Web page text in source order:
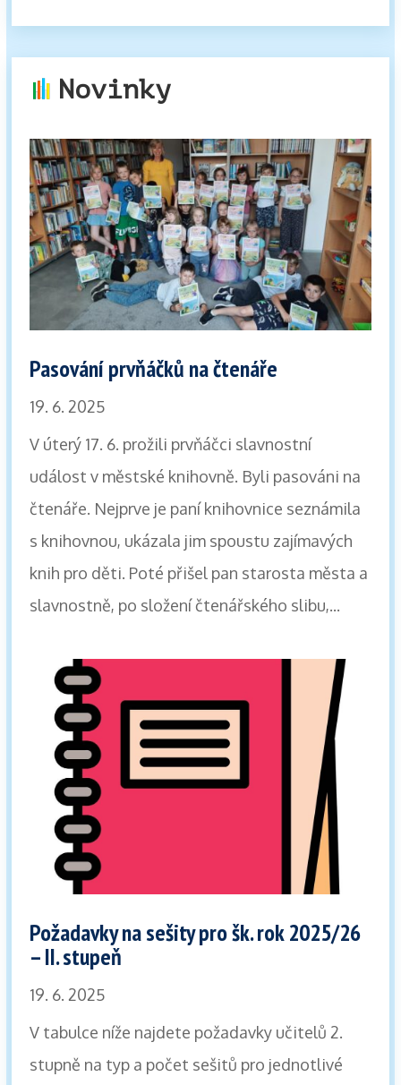
Novinky
Pasování prvňáčků na čtenáře
19. 6. 2025
V úterý 17. 6. prožili prvňáčci slavnostní
událost v městské knihovně. Byli pasováni na
čtenáře. Nejprve je paní knihovnice seznámila
s knihovnou, ukázala jim spoustu zajímavých
knih pro děti. Poté přišel pan starosta města a
slavnostně, po složení čtenářského slibu,...
Požadavky na sešity pro šk. rok 2025/26
– II. stupeň
19. 6. 2025
V tabulce níže najdete požadavky učitelů 2.
stupně na typ a počet sešitů pro jednotlivé